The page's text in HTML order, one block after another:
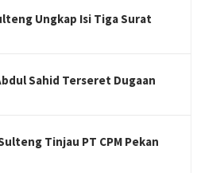
Ungkap Isi Tiga Surat
Sahid Terseret Dugaan
Tinjau PT CPM Pekan